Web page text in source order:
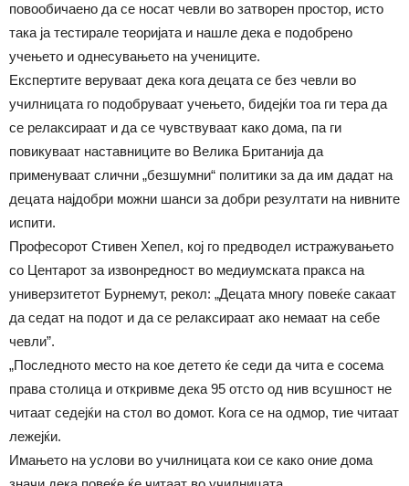
повообичаено да се носат чевли во затворен простор, исто
така ја тестирале теоријата и нашле дека е подобрено
учењето и однесувањето на учениците.
Експертите веруваат дека кога децата се без чевли во
училницата го подобруваат учењето, бидејќи тоа ги тера да
се релаксираат и да се чувствуваат како дома, па ги
повикуваат наставниците во Велика Британија да
применуваат слични „безшумни“ политики за да им дадат на
децата најдобри можни шанси за добри резултати на нивните
испити.
Професорот Стивен Хепел, кој го предводел истражувањето
со Центарот за извонредност во медиумската пракса на
универзитетот Бурнемут, рекол: „Децата многу повеќе сакаат
да седат на подот и да се релаксираат ако немаат на себе
чевли”.
„Последното место на кое детето ќе седи да чита е сосема
права столица и откривме дека 95 отсто од нив всушност не
читаат седејќи на стол во домот. Кога се на одмор, тие читаат
лежејќи.
Имањето на услови во училницата кои се како оние дома